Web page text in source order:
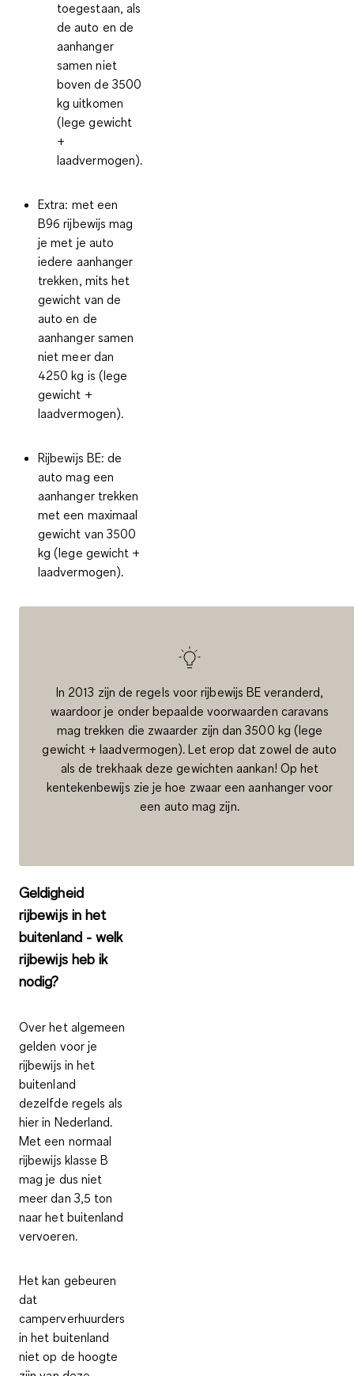
toegestaan, als
de auto en de
aanhanger
samen niet
boven de 3500
kg uitkomen
(lege gewicht
+
laadvermogen).
Extra: met een
B96 rijbewijs mag
je met je auto
iedere aanhanger
trekken, mits het
gewicht van de
auto en de
aanhanger samen
niet meer dan
4250 kg is (lege
gewicht +
laadvermogen).
Rijbewijs BE: de
auto mag een
aanhanger trekken
met een maximaal
gewicht van 3500
kg (lege gewicht +
laadvermogen).
In 2013 zijn de regels voor rijbewijs BE veranderd,
waardoor je onder bepaalde voorwaarden caravans
mag trekken die zwaarder zijn dan 3500 kg (lege
gewicht + laadvermogen). Let erop dat zowel de auto
als de trekhaak deze gewichten aankan! Op het
kentekenbewijs zie je hoe zwaar een aanhanger voor
een auto mag zijn.
Geldigheid
rijbewijs in het
buitenland - welk
rijbewijs heb ik
nodig?
Over het algemeen
gelden voor je
rijbewijs in het
buitenland
dezelfde regels als
hier in Nederland.
Met een normaal
rijbewijs klasse B
mag je dus niet
meer dan 3,5 ton
naar het buitenland
vervoeren.
Het kan gebeuren
dat
camperverhuurders
in het buitenland
niet op de hoogte